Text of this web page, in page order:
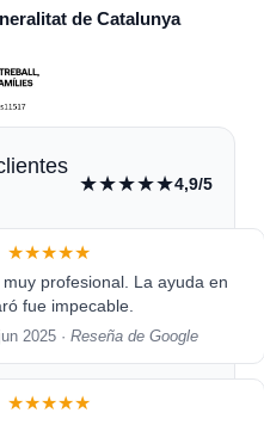
de Catalunya
★★★★★4,9/5
★★★★★
profesional. La ayuda en
fue impecable.
2025 ·Reseña de Google
★★★★★